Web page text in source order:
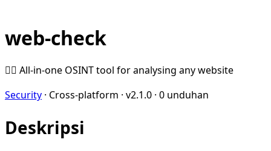
web-check
🕵️‍♂️ All-in-one OSINT tool for analysing any website
Security · Cross-platform · v2.1.0 · 0 unduhan
Deskripsi